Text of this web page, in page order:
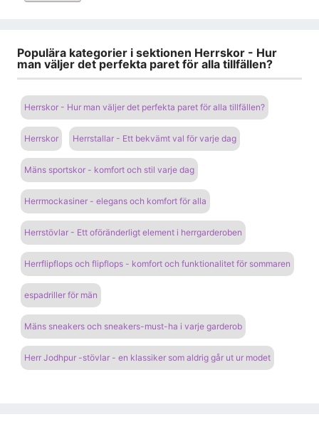
Populära kategorier i sektionen Herrskor - Hur
man väljer det perfekta paret för alla tillfällen?
Herrskor - Hur man väljer det perfekta paret för alla tillfällen?
Herrskor Herrstallar - Ett bekvämt val för varje dag
Mäns sportskor - komfort och stil varje dag
Herrmockasiner - elegans och komfort för alla
Herrstövlar - Ett oföränderligt element i herrgarderoben
Herrflipflops och flipflops - komfort och funktionalitet för sommaren
espadriller för män
Mäns sneakers och sneakers-must-ha i varje garderob
Herr Jodhpur -stövlar - en klassiker som aldrig går ut ur modet